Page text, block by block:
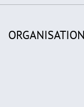
ORGANISATION